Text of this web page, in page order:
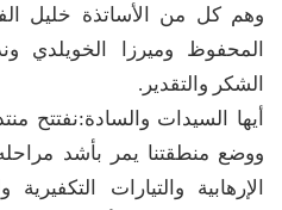
وهم كل من الأساتذة خليل
المحفوظ وميرزا الخويلدي
الشكر والتقدير.
أيها السيدات والسادة:نفتتح
ووضع منطقتنا يمر بأشد
الإرهابية والتيارات